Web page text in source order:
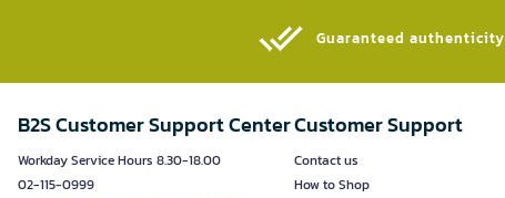
Guaranteed authenticity​
B2S Customer Support Center
Workday Service Hours 8.30-18.00
02-115-0999
Customer Support
Contact us
How to Shop